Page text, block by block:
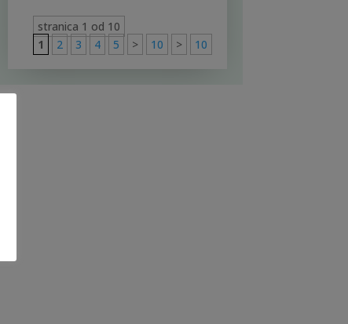
stranica 1 od 10
1
2 3 4 5 > 10 > 10